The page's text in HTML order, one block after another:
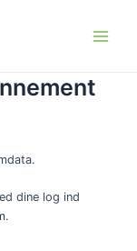
Menu
dine log ind